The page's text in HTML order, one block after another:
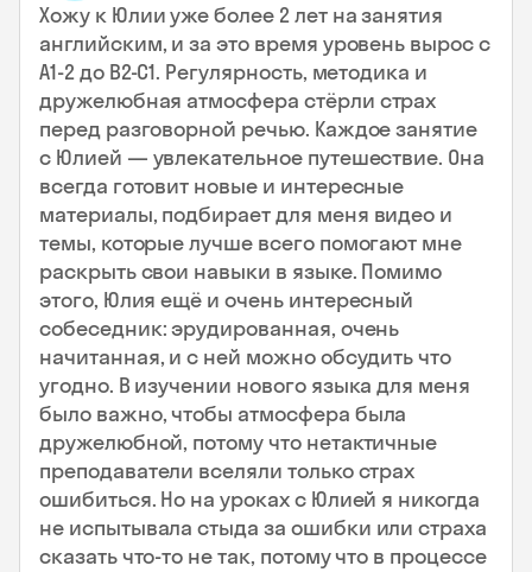
Хожу к Юлии уже более 2 лет на занятия
английским, и за это время уровень вырос с
А1-2 до В2-С1. Регулярность, методика и
дружелюбная атмосфера стёрли страх
перед разговорной речью. Каждое занятие
с Юлией — увлекательное путешествие. Она
всегда готовит новые и интересные
материалы, подбирает для меня видео и
темы, которые лучше всего помогают мне
раскрыть свои навыки в языке. Помимо
этого, Юлия ещё и очень интересный
собеседник: эрудированная, очень
начитанная, и с ней можно обсудить что
угодно. В изучении нового языка для меня
было важно, чтобы атмосфера была
дружелюбной, потому что нетактичные
преподаватели вселяли только страх
ошибиться. Но на уроках с Юлией я никогда
не испытывала стыда за ошибки или страха
сказать что-то не так, потому что в процессе